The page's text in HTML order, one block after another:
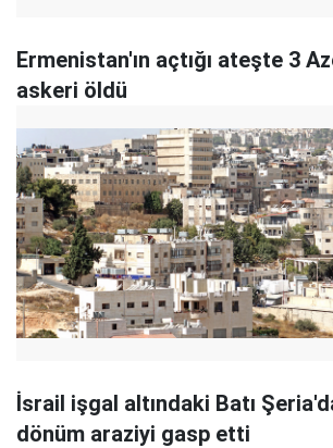
Ermenistan'ın açtığı ateşte 3
askeri öldü
İsrail işgal altındaki Batı
dönüm araziyi gasp etti